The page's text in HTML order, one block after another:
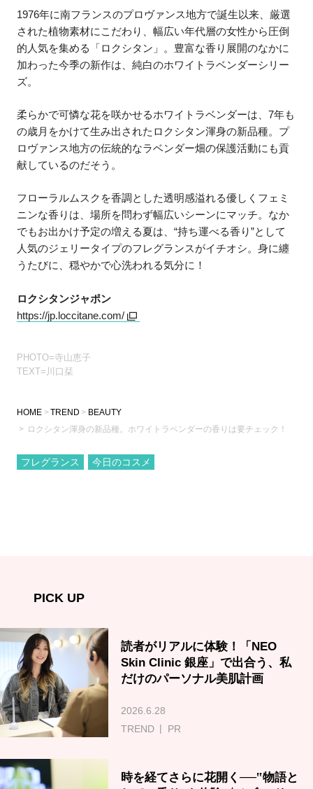
1976年に南フランスのプロヴァンス地方で誕生以来、厳選
された植物素材にこだわり、幅広い年代層の女性から圧倒
的人気を集める「ロクシタン」。豊富な香り展開のなかに
加わった今季の新作は、純白のホワイトラベンダーシリー
ズ。
柔らかで可憐な花を咲かせるホワイトラベンダーは、7年も
の歳月をかけて生み出されたロクシタン渾身の新品種。プ
ロヴァンス地方の伝統的なラベンダー畑の保護活動にも貢
献しているのだそう。
フローラルムスクを香調とした透明感溢れる優しくフェミ
ニンな香りは、場所を問わず幅広いシーンにマッチ。なか
でもお出かけ予定の増える夏は、“持ち運べる香り”として
人気のジェリータイプのフレグランスがイチオシ。身に纏
うたびに、穏やかで心洗われる気分に！
ロクシタンジャポン
https://jp.loccitane.com/
PHOTO=寺山恵子
TEXT=川口栞
HOME TREND
BEAUTY
ロクシタン渾身の新品種。ホワイトラベンダーの香りは要チェック！
フレグランス 今日のコスメ
PICK UP
読者がリアルに体験！「NEO
Skin Clinic 銀座」で出合う、私
だけのパーソナル美肌計画
2026.6.28
TREND
PR
時を経てさらに花開く──‟物語と